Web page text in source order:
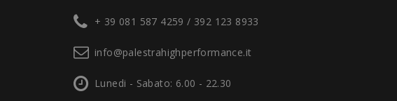
+ 39 081 587 4259 / 392 123 8933
info@palestrahighperformance.it
Lunedi - Sabato: 6.00 - 22.30